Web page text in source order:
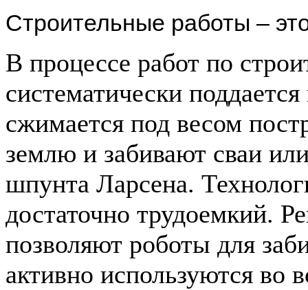
Строительные работы –
В процессе работ по
систематически
сжимается под весом
землю и забивают сваи
шпунта Ларсена.
достаточно трудоемкий.
позволяют роботы для
активно используются во